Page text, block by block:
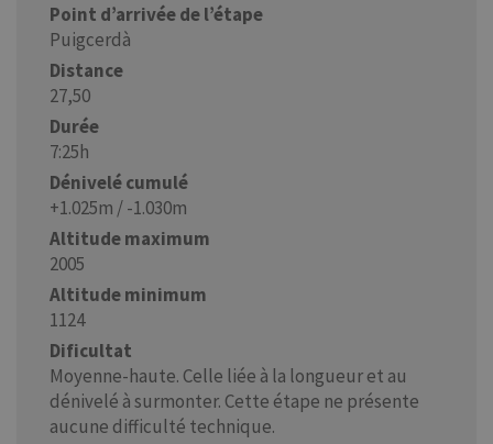
Point d’arrivée de l’étape
Puigcerdà
Distance
27,50
Durée
7:25h
Dénivelé cumulé
+1.025m / -1.030m
Altitude maximum
2005
Altitude minimum
1124
Dificultat
Moyenne-haute. Celle liée à la longueur et au
dénivelé à surmonter. Cette étape ne présente
aucune difficulté technique.